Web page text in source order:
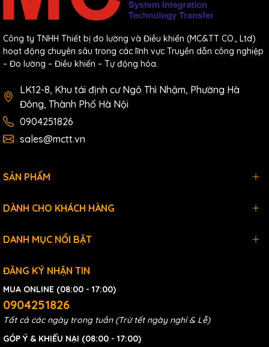
Status
1 x Power
3 x CAN status
COM Ports
Ports
1 x RS-232
1 x RS-485 (self-turner ASIC inside)
Baud
110, 150, 300, 600, 1200, 2400, 4800, 9600, 19200,
Parity
Bit
Bit
Ports
1 x RJ-45, 10/100Base-T(X)
CAN
Công ty TNHH Thiết bị đo lường và Điều khiển (MC&TT CO., Ltd)
hoạt động chuyên sâu trong các lĩnh vực Truyền dẫn công nghiệp
– Đo lường – Điều khiển – Tự động hóa.
LK12-8, Khu tái định cư Ngô Thì Nhậm, Phường Hà
Đông, Thành Phố Hà Nội
0904251826
sales@mctt.vn
SẢN PHẨM
DÀNH CHO KHÁCH HÀNG
DANH MỤC NỔI BẬT
ĐĂNG KÝ NHẬN TIN
MUA ONLINE (08:00 - 17:00)
0904251826
Tất cả các ngày trong tuần (Trừ tết ngày nghỉ & Lễ)
GÓP Ý & KHIẾU NẠI (08:00 - 17:00)